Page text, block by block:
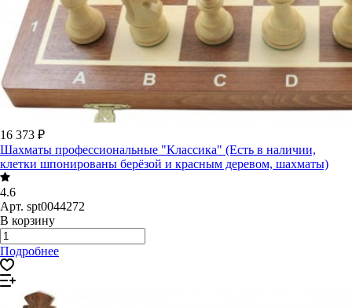
16 373 ₽
Шахматы профессиональные "Классика" (Есть в наличии,
клетки шпонированы берёзой и красным деревом, шахматы)
4.6
Арт. spt0044272
В корзину
Подробнее